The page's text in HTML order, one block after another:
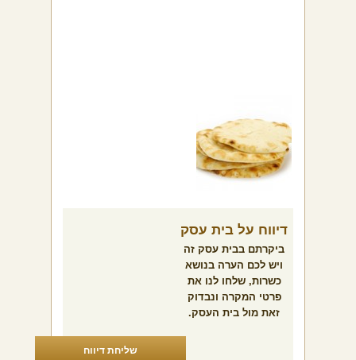
דיווח על בית עסק
ביקרתם בבית עסק זה
ויש לכם הערה בנושא
כשרות, שלחו לנו את
פרטי המקרה ונבדוק
זאת מול בית העסק.
שליחת דיווח